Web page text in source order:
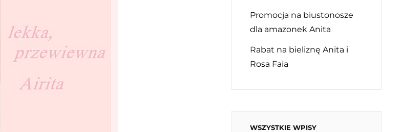
Promocja na biustonosze
dla amazonek Anita
Rabat na bieliznę Anita i
Rosa Faia
WSZYSTKIE WPISY